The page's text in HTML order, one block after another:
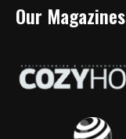
Our Magazines